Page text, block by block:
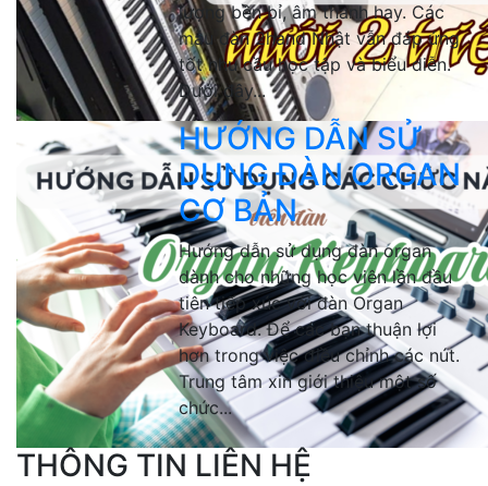
lượng bền bỉ, âm thanh hay. Các
mẫu đàn 2hand Nhật vẫn đáp ứng
tốt nhu cầu học tập và biểu diễn.
Dưới đây...
HƯỚNG DẪN SỬ
DỤNG ĐÀN ORGAN
CƠ BẢN
Hướng dẫn sử dụng đàn organ
dành cho những học viên lần đầu
tiên tiếp xúc với đàn Organ
Keyboard. Để các bạn thuận lợi
hơn trong việc điều chỉnh các nút.
Trung tâm xin giới thiệu một số
chức...
THÔNG TIN LIÊN HỆ